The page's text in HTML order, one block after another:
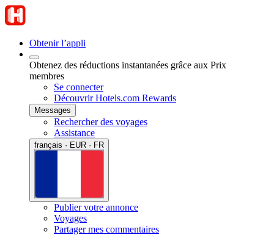
Obtenir l’appli
Obtenez des réductions instantanées grâce aux Prix
membres
Se connecter
Découvrir Hotels.com Rewards
Messages
Rechercher des voyages
Assistance
français · EUR · FR
Publier votre annonce
Voyages
Partager mes commentaires